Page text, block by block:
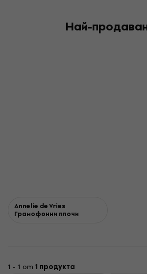
Най-
Annelie de Vries
Грамофонни плочи
1 - 1 от 1 продукта